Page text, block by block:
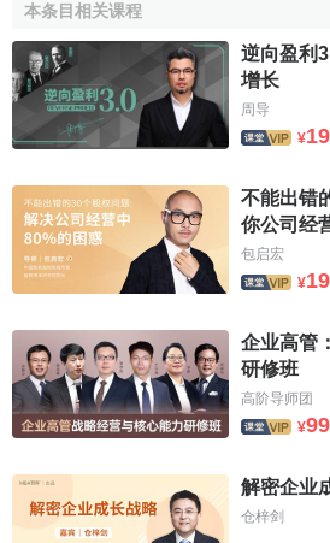
有竞争优势 战略定位才可以奠定品
品牌扩张
在给自己的品牌予以定位以后，在
商的过程中，就应该是选择相同的（
少分店之间的差异，这样，就不至于
生错位。因为分部或者加盟尚的经营
值，也可能因不慎的行为而导致品牌
也会有所不同，这就给连锁品牌的扩
这就更需要加强对品牌扩张的管理
品牌管理
一的产品品质和
价格之中。其主要内
的认定，作为收取加盟权利金的依
本条目相关课程
逆向盈利
增长
周导
¥
不能出错
你公司经
包启宏
¥
企业高管
研修班
高阶导师团
¥
解密企业
仓梓剑